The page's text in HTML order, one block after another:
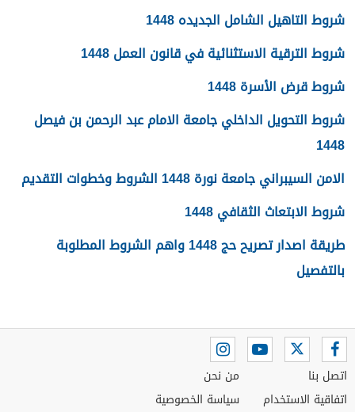
شروط التاهيل الشامل الجديده 1448
شروط الترقية الاستثنائية في قانون العمل 1448
شروط قرض الأسرة 1448
شروط التحويل الداخلي جامعة الامام عبد الرحمن بن فيصل
1448
الامن السيبراني جامعة نورة 1448 الشروط وخطوات التقديم
شروط الابتعاث الثقافي 1448
طريقة اصدار تصريح حج 1448 واهم الشروط المطلوبة
بالتفصيل
اتصل بنا
اتفاقية الاستخدام
من نحن
سياسة الخصوصية